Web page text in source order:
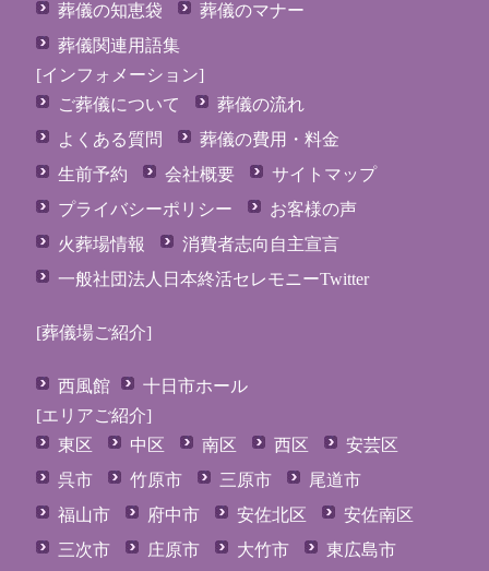
葬儀の知恵袋
葬儀のマナー
葬儀関連用語集
[インフォメーション]
ご葬儀について
葬儀の流れ
よくある質問
葬儀の費用・料金
生前予約
会社概要
サイトマップ
プライバシーポリシー
お客様の声
火葬場情報
消費者志向自主宣言
一般社団法人日本終活セレモニーTwitter
[葬儀場ご紹介]
西風館
十日市ホール
[エリアご紹介]
東区
中区 南区 西区
安芸区
呉市
竹原市 三原市
尾道市
福山市
府中市 安佐北区
安佐南区
三次市
庄原市 大竹市
東広島市